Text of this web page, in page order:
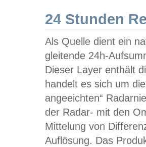
24 Stunden
Als Quelle dient ein
gleitende 24h-
Dieser Layer enthält
handelt es sich um
angeeichten“
der Radar- mit den
Mittelung von
Auflösung. Das